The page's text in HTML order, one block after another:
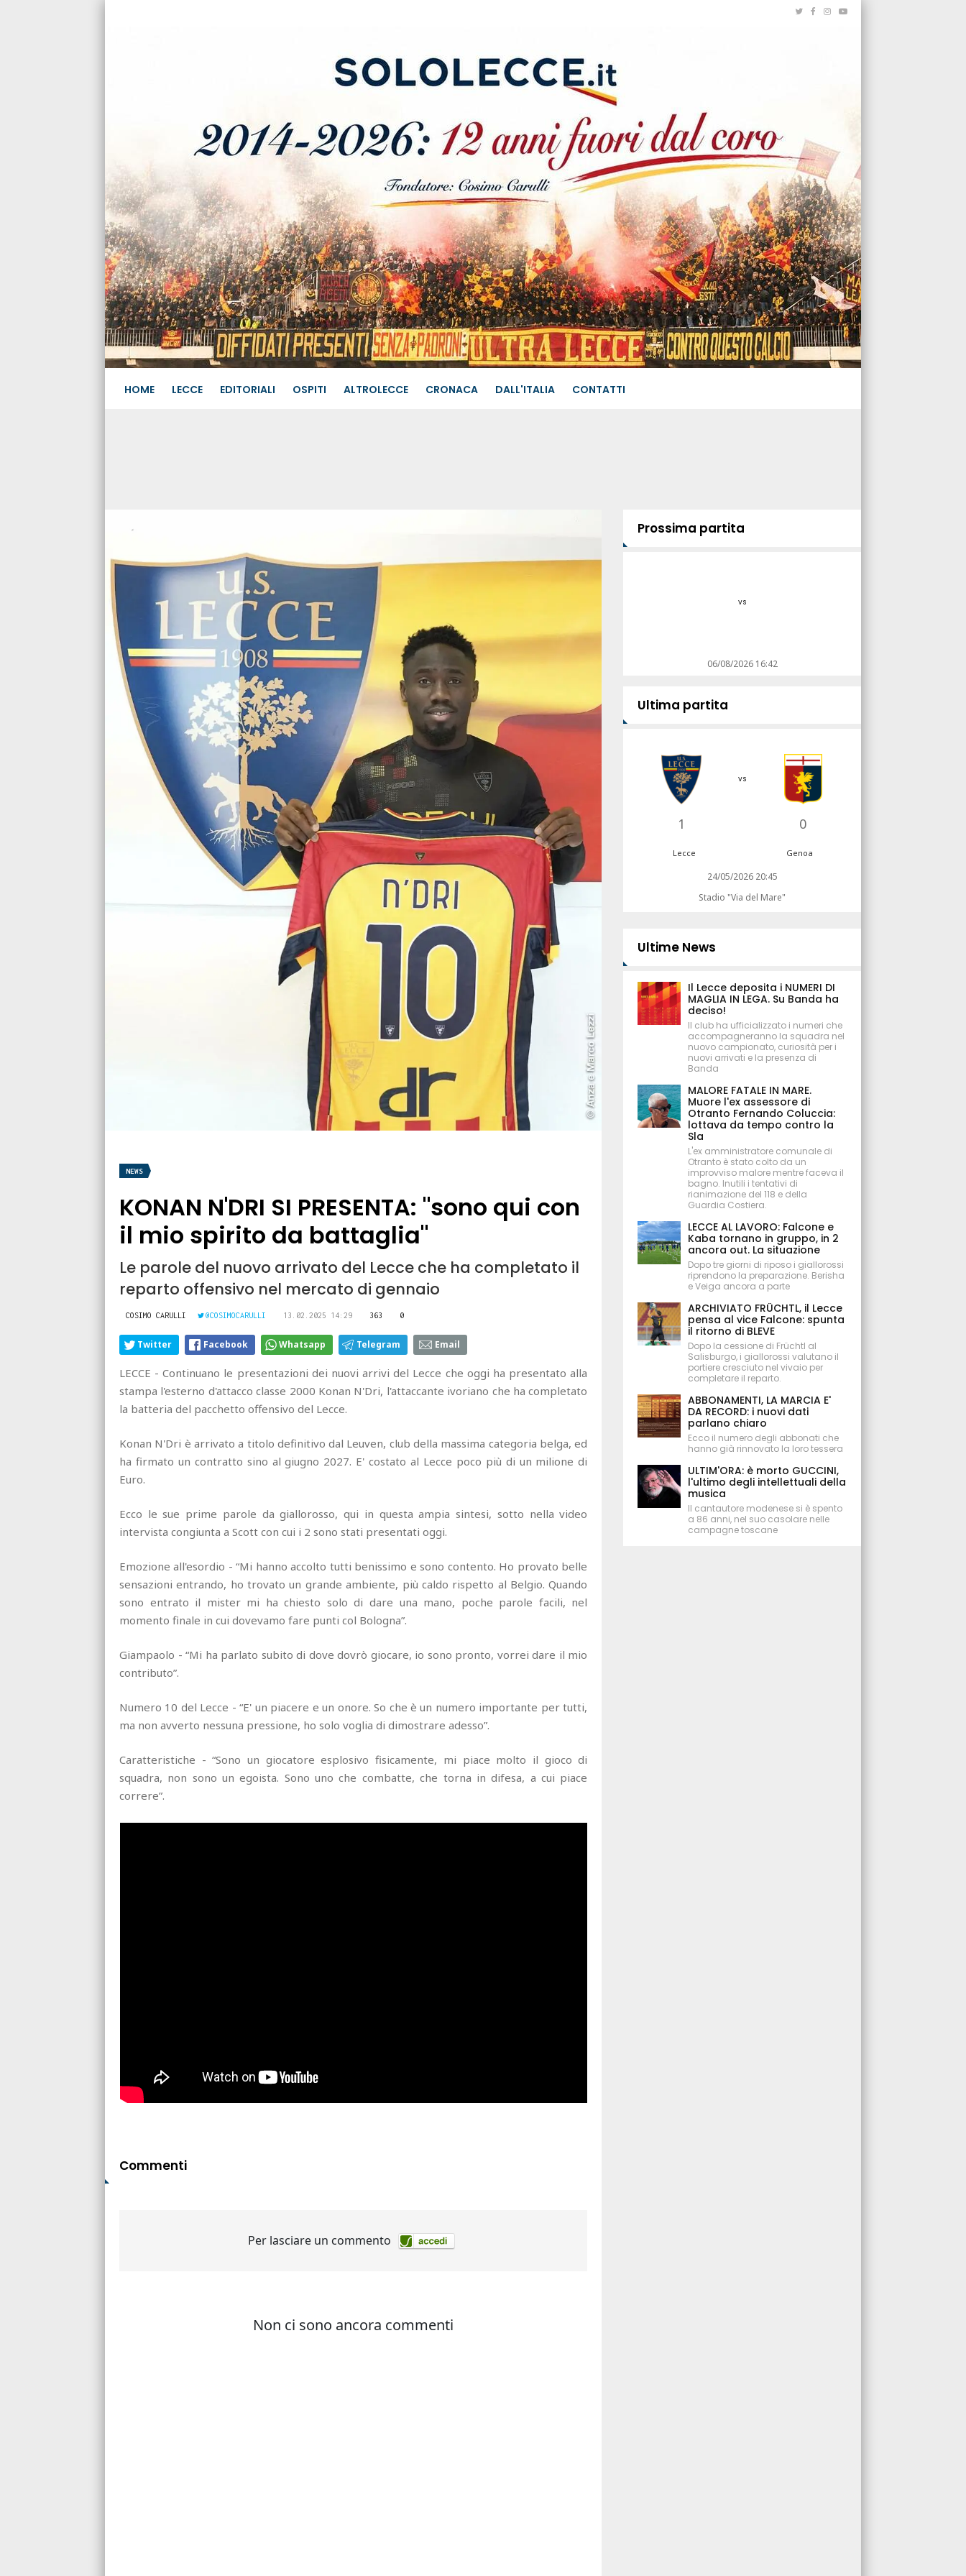
HOME LECCE EDITORIALI OSPITI ALTROLECCE CRONACA DALL'ITALIA CONTATTI
NEWS
KONAN N'DRI SI PRESENTA: "sono qui con
il mio spirito da battaglia"
Le parole del nuovo arrivato del Lecce che ha completato il
reparto offensivo nel mercato di gennaio
COSIMO CARULLI @COSIMOCARULLI 13.02.2025 14:29 363 0
Twitter Facebook Whatsapp Telegram Email
LECCE - Continuano le presentazioni dei nuovi arrivi del Lecce che oggi ha presentato alla
stampa l'esterno d'attacco classe 2000 Konan N'Dri, l'attaccante ivoriano che ha completato
la batteria del pacchetto offensivo del Lecce.
Konan N'Dri è arrivato a titolo definitivo dal Leuven, club della massima categoria belga, ed
ha firmato un contratto sino al giugno 2027. E' costato al Lecce poco più di un milione di
Euro.
Ecco le sue prime parole da giallorosso, qui in questa ampia sintesi, sotto nella video
intervista congiunta a Scott con cui i 2 sono stati presentati oggi.
Emozione all'esordio - “Mi hanno accolto tutti benissimo e sono contento. Ho provato belle
sensazioni entrando, ho trovato un grande ambiente, più caldo rispetto al Belgio. Quando
sono entrato il mister mi ha chiesto solo di dare una mano, poche parole facili, nel
momento finale in cui dovevamo fare punti col Bologna”.
Giampaolo - “Mi ha parlato subito di dove dovrò giocare, io sono pronto, vorrei dare il mio
contributo”.
Numero 10 del Lecce - “E' un piacere e un onore. So che è un numero importante per tutti,
ma non avverto nessuna pressione, ho solo voglia di dimostrare adesso”.
Caratteristiche - “Sono un giocatore esplosivo fisicamente, mi piace molto il gioco di
squadra, non sono un egoista. Sono uno che combatte, che torna in difesa, a cui piace
correre”.
Commenti
Prossima partita
vs
06/08/2026 16:42
Ultima partita
1
vs
0
Lecce Genoa
24/05/2026 20:45
Stadio "Via del Mare"
Ultime News
Il Lecce deposita i NUMERI DI
MAGLIA IN LEGA. Su Banda ha
deciso!
Il club ha ufficializzato i numeri che
accompagneranno la squadra nel
nuovo campionato, curiosità per i
nuovi arrivati e la presenza di
Banda
MALORE FATALE IN MARE.
Muore l'ex assessore di
Otranto Fernando Coluccia:
lottava da tempo contro la
Sla
L'ex amministratore comunale di
Otranto è stato colto da un
improvviso malore mentre faceva il
bagno. Inutili i tentativi di
rianimazione del 118 e della
Guardia Costiera.
LECCE AL LAVORO: Falcone e
Kaba tornano in gruppo, in 2
ancora out. La situazione
Dopo tre giorni di riposo i giallorossi
riprendono la preparazione. Berisha
e Veiga ancora a parte
ARCHIVIATO FRÜCHTL, il Lecce
pensa al vice Falcone: spunta
il ritorno di BLEVE
Dopo la cessione di Früchtl al
Salisburgo, i giallorossi valutano il
portiere cresciuto nel vivaio per
completare il reparto.
ABBONAMENTI, LA MARCIA E'
DA RECORD: i nuovi dati
parlano chiaro
Ecco il numero degli abbonati che
hanno già rinnovato la loro tessera
ULTIM'ORA: è morto GUCCINI,
l'ultimo degli intellettuali della
musica
Il cantautore modenese si è spento
a 86 anni, nel suo casolare nelle
campagne toscane